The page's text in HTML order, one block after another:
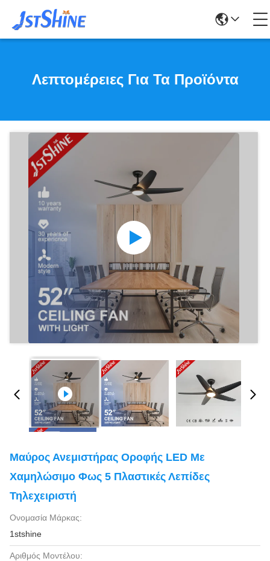
Λεπτομέρειες Για Τα Προϊόντα
Μαύρος Ανεμιστήρας Οροφής LED Με
Χαμηλώσιμο Φως 5 Πλαστικές Λεπίδες
Τηλεχειριστή
Ονομασία Μάρκας:
1stshine
Αριθμός Μοντέλου: